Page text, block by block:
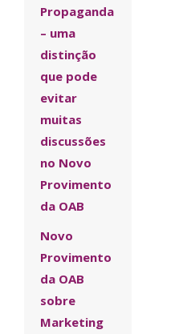
Propaganda
– uma
distinção
que pode
evitar
muitas
discussões
no Novo
Provimento
da OAB
Novo
Provimento
da OAB
sobre
Marketing